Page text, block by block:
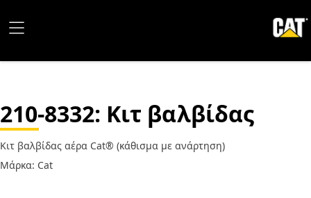
210-8332: Κιτ βαλβίδας
Κιτ βαλβίδας αέρα Cat® (κάθισμα με ανάρτηση)
Μάρκα: Cat